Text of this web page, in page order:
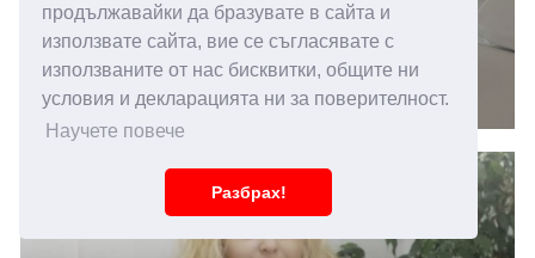
продължавайки да бразувате в сайта и
използвате сайта, вие се съгласявате с
използваните от нас бисквитки, общите ни
условия и декларацията ни за поверителност.
Научете повече
Разбрах!
14.05.2026 15:00
Повишена чувствителност към звуци, какви са
причините